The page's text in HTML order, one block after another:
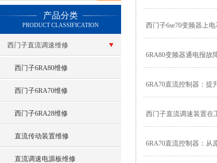
产品分类
PRODUCT CLASSIFICATION
西门子直流调速维修
西门子6RA80维修
西门子6RA70维修
西门子6RA28维修
直流传动装置维修
直流调速电源板维修
西门子6se70变频器上
6RA80变频器通电报故
6RA70直流控制器：提
西门子直流调速装置在
6RA70直流控制器：从